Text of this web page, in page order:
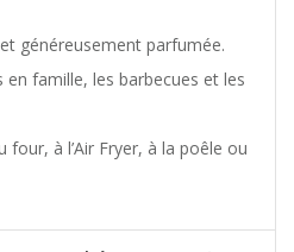
généreusement parfumée.
en famille, les barbecues et les
four, à l’Air Fryer, à la poêle ou